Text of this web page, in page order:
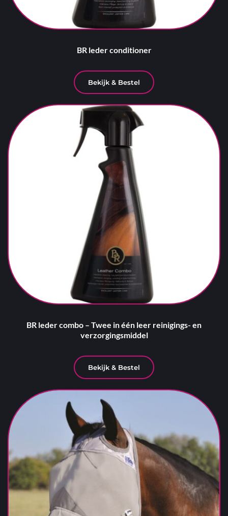
BR leder conditioner
Bekijk & Bestel
BR leder combo – Twee in één leer reinigings- en
verzorgingsmiddel
Bekijk & Bestel